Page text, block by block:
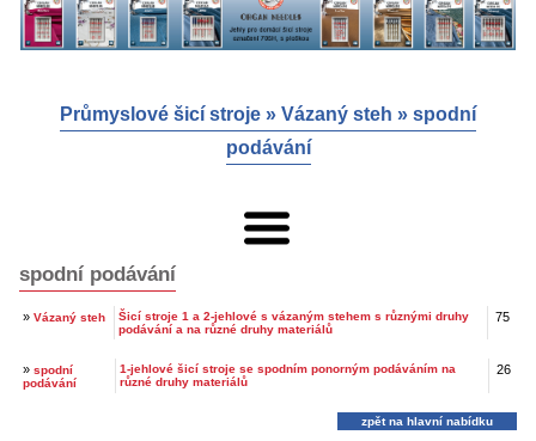
Průmyslové šicí stroje » Vázaný steh » spodní
podávání
spodní podávání
» Vázaný steh
Šicí stroje 1 a 2-jehlové s vázaným stehem s různými druhy
podávání a na různé druhy materiálů
75
» spodní
podávání
1-jehlové šicí stroje se spodním ponorným podáváním na
různé druhy materiálů
26
zpět na hlavní nabídku